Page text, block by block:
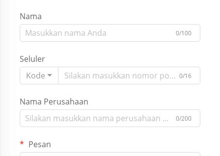
Nama
0/100
Seluler
Kode
0/16
Nama Perusahaan
0/200
Pesan